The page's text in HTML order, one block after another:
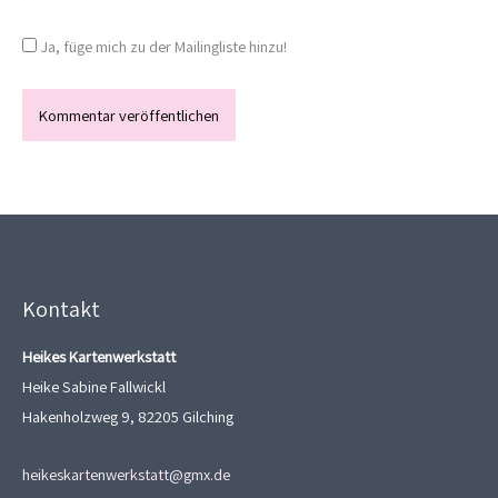
Ja, füge mich zu der Mailingliste hinzu!
Kontakt
Heikes Kartenwerkstatt
Heike Sabine Fallwickl
Hakenholzweg 9, 82205 Gilching
heikeskartenwerkstatt@gmx.de